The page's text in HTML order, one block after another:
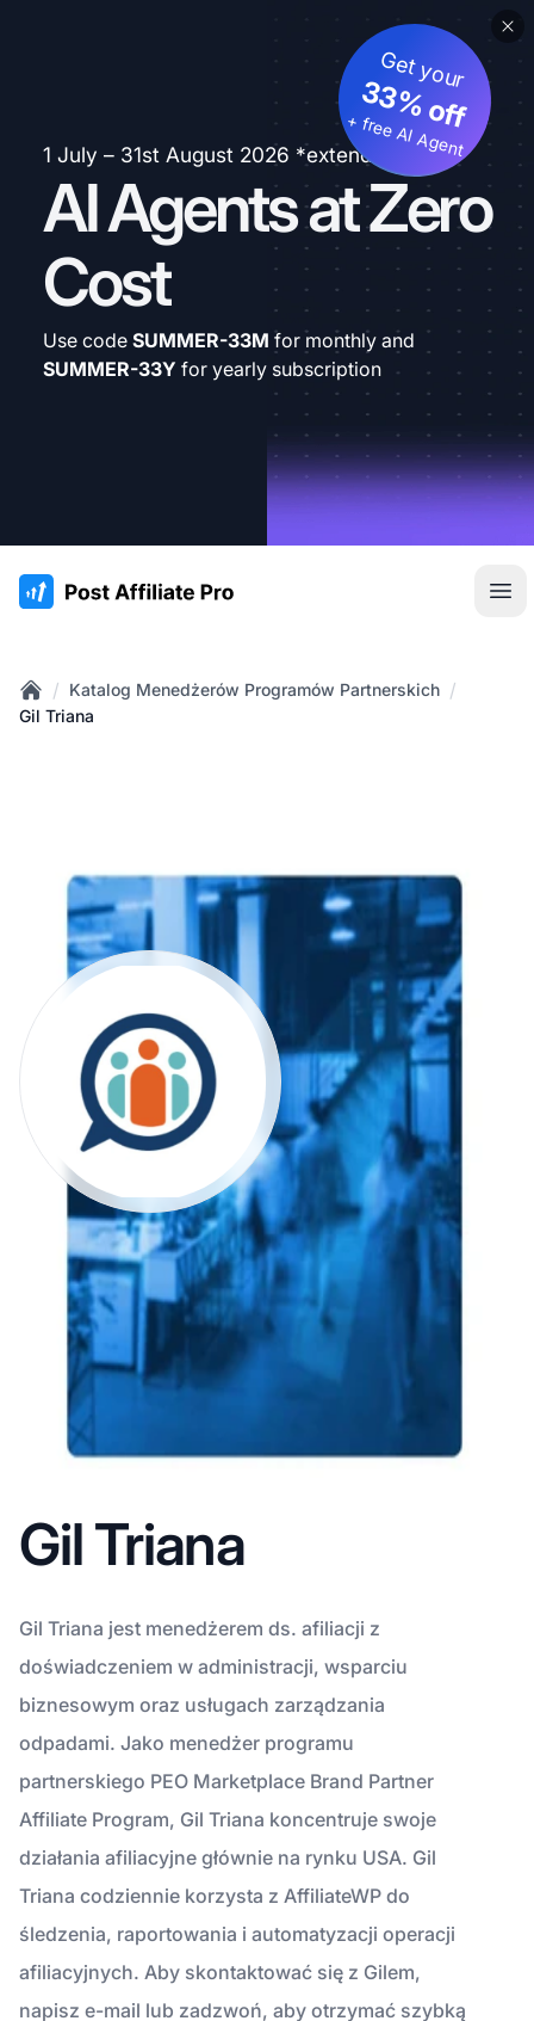
1 July – 31st August 2026 *extended
AI Agents at Zero
Cost
Get your
33% off
+ free AI Agent
Use code SUMMER-33M for monthly and
SUMMER-33Y for yearly subscription
:site.title
Home
/ Katalog Menedżerów Programów Partnerskich /
Gil Triana
Gil Triana
Gil Triana jest menedżerem ds. afiliacji z
doświadczeniem w administracji, wsparciu
biznesowym oraz usługach zarządzania
odpadami. Jako menedżer programu
partnerskiego PEO Marketplace Brand Partner
Affiliate Program, Gil Triana koncentruje swoje
działania afiliacyjne głównie na rynku USA. Gil
Triana codziennie korzysta z AffiliateWP do
śledzenia, raportowania i automatyzacji operacji
afiliacyjnych. Aby skontaktować się z Gilem,
napisz e-mail lub zadzwoń, aby otrzymać szybką